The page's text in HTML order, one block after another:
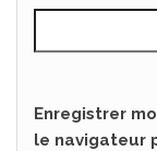
Enregistrer
le navigateur